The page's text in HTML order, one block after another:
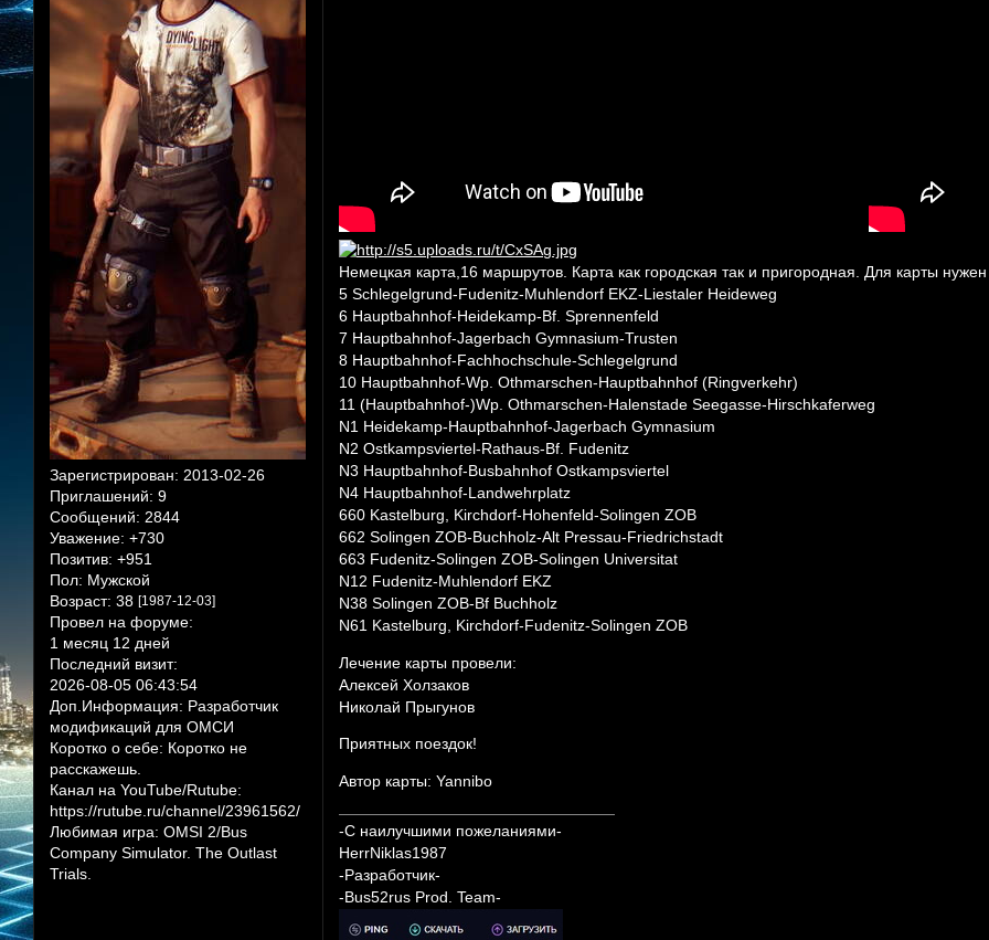
Зарегистрирован: 2013-02-26
Приглашений: 9
Сообщений: 2844
Уважение: +730
Позитив: +951
Пол: Мужской
Возраст: 38 [1987-12-03]
Провел на форуме:
1 месяц 12 дней
Последний визит:
2026-08-05 06:43:54
Доп.Информация: Разработчик
модификаций для ОМСИ
Коротко о себе: Коротко не
расскажешь.
Канал на YouTube/Rutube:
https://rutube.ru/channel/23961562/
Любимая игра: OMSI 2/Bus
Company Simulator. The Outlast
Trials.
Немецкая карта,16 маршрутов. Карта как городская так и пригородная. Для карты
5 Schlegelgrund-Fudenitz-Muhlendorf EKZ-Liestaler Heideweg
6 Hauptbahnhof-Heidekamp-Bf. Sprennenfeld
7 Hauptbahnhof-Jagerbach Gymnasium-Trusten
8 Hauptbahnhof-Fachhochschule-Schlegelgrund
10 Hauptbahnhof-Wp. Othmarschen-Hauptbahnhof (Ringverkehr)
11 (Hauptbahnhof-)Wp. Othmarschen-Halenstade Seegasse-Hirschkaferweg
N1 Heidekamp-Hauptbahnhof-Jagerbach Gymnasium
N2 Ostkampsviertel-Rathaus-Bf. Fudenitz
N3 Hauptbahnhof-Busbahnhof Ostkampsviertel
N4 Hauptbahnhof-Landwehrplatz
660 Kastelburg, Kirchdorf-Hohenfeld-Solingen ZOB
662 Solingen ZOB-Buchholz-Alt Pressau-Friedrichstadt
663 Fudenitz-Solingen ZOB-Solingen Universitat
N12 Fudenitz-Muhlendorf EKZ
N38 Solingen ZOB-Bf Buchholz
N61 Kastelburg, Kirchdorf-Fudenitz-Solingen ZOB
Лечение карты провели:
Алексей Холзаков
Николай Прыгунов
Приятных поездок!
Автор карты: Yannibo
-С наилучшими пожеланиями-
HerrNiklas1987
-Разработчик-
-Bus52rus Prod. Team-